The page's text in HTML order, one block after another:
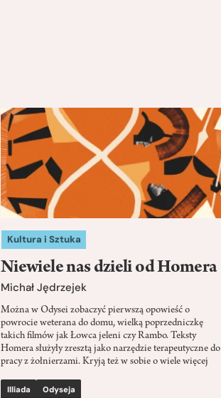
Kultura i Sztuka
Niewiele nas dzieli od Homera
Michał Jędrzejek
Można w Odysei zobaczyć pierwszą opowieść o
powrocie weterana do domu, wielką poprzedniczkę
takich filmów jak Łowca jeleni czy Rambo. Teksty
Homera służyły zresztą jako narzędzie terapeutyczne do
pracy z żołnierzami. Kryją też w sobie o wiele więcej
Illiada Odyseja